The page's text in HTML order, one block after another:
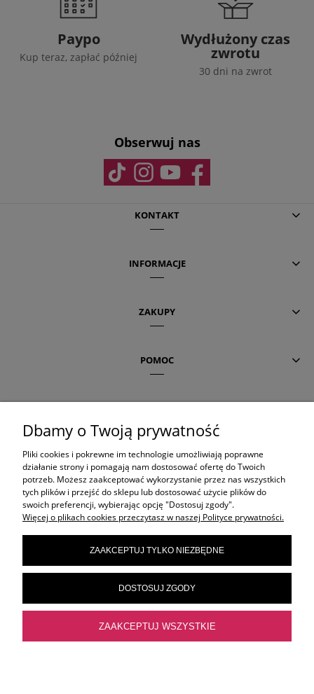
Paypo
Kup teraz, zapłać później
Wydłużony czas
zwrotu
30 dni na zwrot
Obserwuj nas
KONTAKT
INFORMACJE
ZAKUPY
POMOC
OLAPLEX
ORIBE
ELEVEN AUSTRALIA
FRAMAR
Dbamy o Twoją prywatność
Pliki cookies i pokrewne im technologie umożliwiają poprawne
działanie strony i pomagają nam dostosować ofertę do Twoich
potrzeb. Możesz zaakceptować wykorzystanie przez nas wszystkich
tych plików i przejść do sklepu lub dostosować użycie plików do
swoich preferencji, wybierając opcję "Dostosuj zgody".
Więcej o plikach cookies przeczytasz w naszej Polityce prywatności.
ZAAKCEPTUJ TYLKO NIEZBĘDNE
DOSTOSUJ ZGODY
ZAAKCEPTUJ WSZYSTKIE